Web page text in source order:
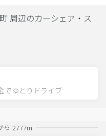
周辺のカーシェア・ス
でゆとりドライブ
ら 2777m